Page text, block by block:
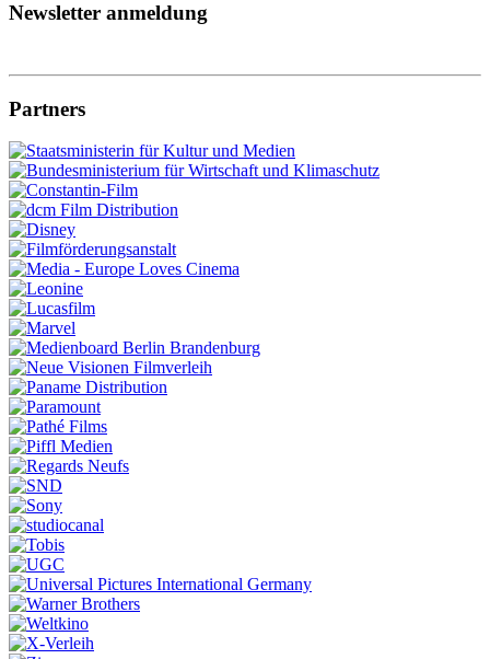
Newsletter anmeldung
Partners